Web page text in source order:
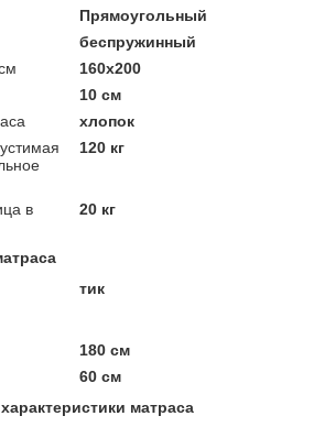
Прямоугольный
беспружинный
160х200
10 см
хлопок
120 кг
в
20 кг
тик
180 см
60 см
матраса